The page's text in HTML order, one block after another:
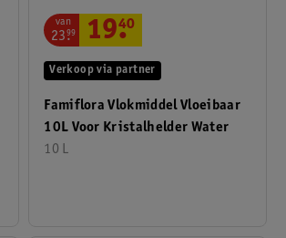
Famiflora Vlokmiddel Vloeibaar
10L Voor Kristalhelder Water
10 L
Verkoop via partner
van
23.
99 19.
40